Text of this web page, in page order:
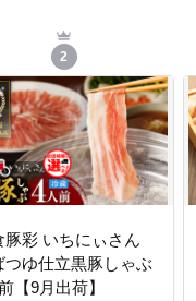
2
豚彩 いちにぃさん
つゆ仕立黒豚しゃぶ
【9月出荷】